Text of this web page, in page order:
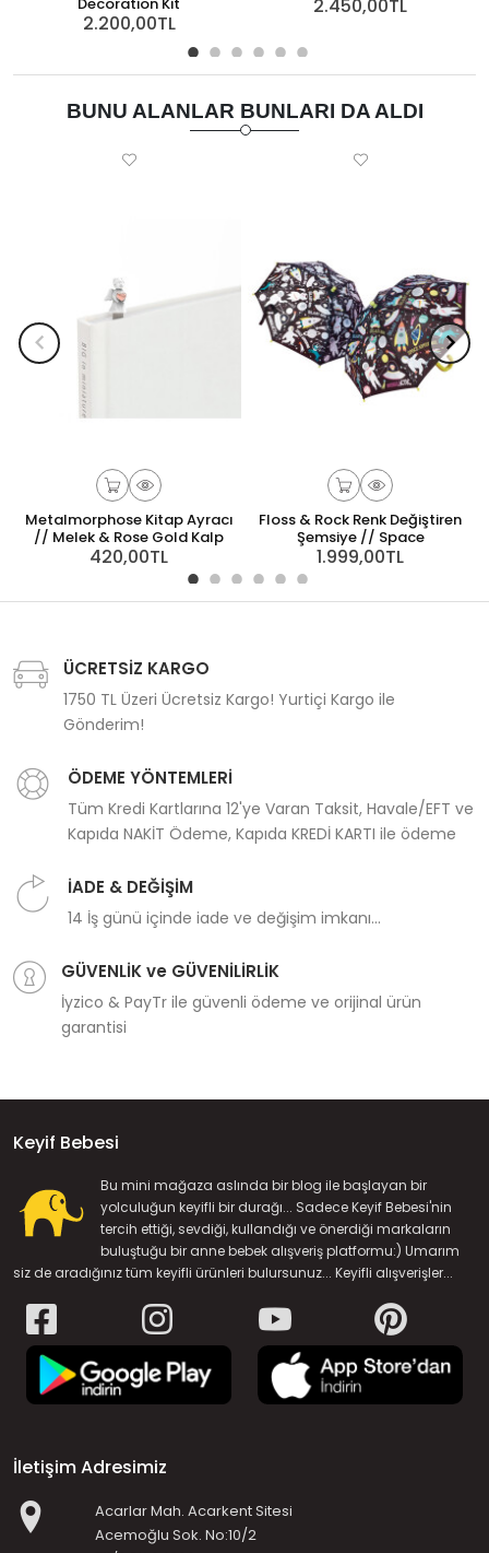
2.200,00TL
2.450,00TL
BUNU ALANLAR BUNLARI DA ALDI
Metalmorphose Kitap Ayracı
// Melek & Rose Gold Kalp
420,00TL
Floss & Rock Renk Değiştiren
Şemsiye // Space
1.999,00TL
ÜCRETSİZ KARGO
1750 TL Üzeri Ücretsiz Kargo! Yurtiçi Kargo ile
Gönderim!
ÖDEME YÖNTEMLERİ
Tüm Kredi Kartlarına 12'ye Varan Taksit, Havale/EFT ve
Kapıda NAKİT Ödeme, Kapıda KREDİ KARTI ile ödeme
İADE & DEĞİŞİM
14 İş günü içinde iade ve değişim imkanı...
GÜVENLİK ve GÜVENİLİRLİK
İyzico & PayTr ile güvenli ödeme ve orijinal ürün
garantisi
Keyif Bebesi
Bu mini mağaza aslında bir blog ile başlayan bir
yolculuğun keyifli bir durağı... Sadece Keyif Bebesi'nin
tercih ettiği, sevdiği, kullandığı ve önerdiği markaların
buluştuğu bir anne bebek alışveriş platformu:) Umarım
siz de aradığınız tüm keyifli ürünleri bulursunuz... Keyifli alışverişler...
İletişim Adresimiz
Acarlar Mah. Acarkent Sitesi
Acemoğlu Sok. No:10/2